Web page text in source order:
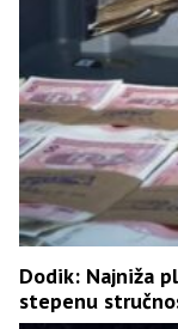
Dodik: Najniža
stepenu